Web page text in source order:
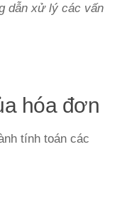
dẫn xử lý các vấn
hóa đơn
tính toán các